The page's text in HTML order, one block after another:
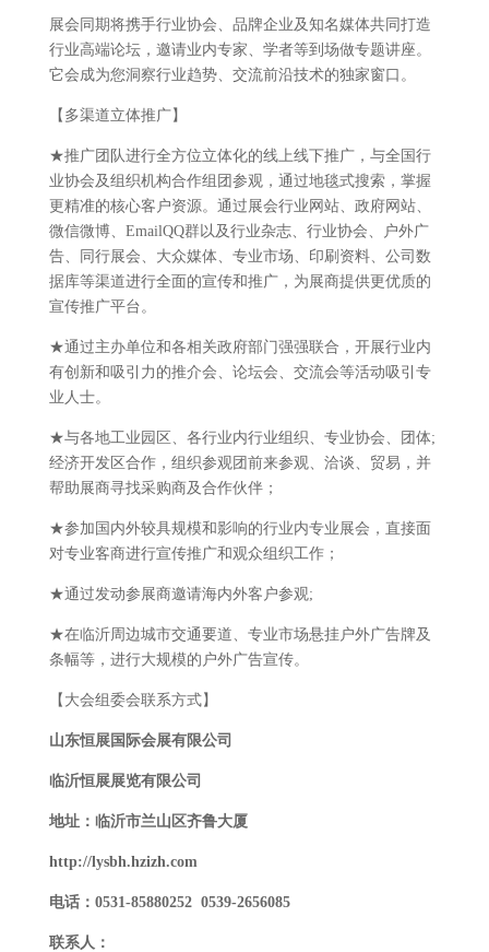
展会同期将携手行业协会、品牌企业及知名媒体共同打造
行业高端论坛，邀请业内专家、学者等到场做专题讲座。
它会成为您洞察行业趋势、交流前沿技术的独家窗口。
【多渠道立体推广】
★推广团队进行全方位立体化的线上线下推广，与全国行
业协会及组织机构合作组团参观，通过地毯式搜索，掌握
更精准的核心客户资源。通过展会行业网站、政府网站、
微信微博、EmailQQ群以及行业杂志、行业协会、户外广
告、同行展会、大众媒体、专业市场、印刷资料、公司数
据库等渠道进行全面的宣传和推广，为展商提供更优质的
宣传推广平台。
★通过主办单位和各相关政府部门强强联合，开展行业内
有创新和吸引力的推介会、论坛会、交流会等活动吸引专
业人士。
★与各地工业园区、各行业内行业组织、专业协会、团体;
经济开发区合作，组织参观团前来参观、洽谈、贸易，并
帮助展商寻找采购商及合作伙伴；
★参加国内外较具规模和影响的行业内专业展会，直接面
对专业客商进行宣传推广和观众组织工作；
★通过发动参展商邀请海内外客户参观;
★在临沂周边城市交通要道、专业市场悬挂户外广告牌及
条幅等，进行大规模的户外广告宣传。
【大会组委会联系方式】
山东恒展国际会展有限公司
临沂恒展展览有限公司
地址：临沂市兰山区齐鲁大厦
http://lysbh.hzizh.com
电话：0531-85880252 0539-2656085
联系人 ：